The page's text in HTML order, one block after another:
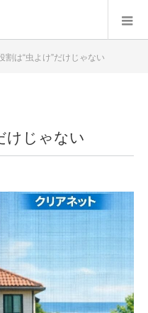
割は“虫よけ”だけじゃない
けじゃない